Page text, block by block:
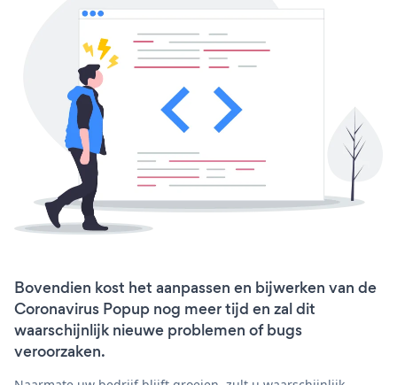
Bovendien kost het aanpassen en bijwerken van de
Coronavirus Popup nog meer tijd en zal dit
waarschijnlijk nieuwe problemen of bugs
veroorzaken.